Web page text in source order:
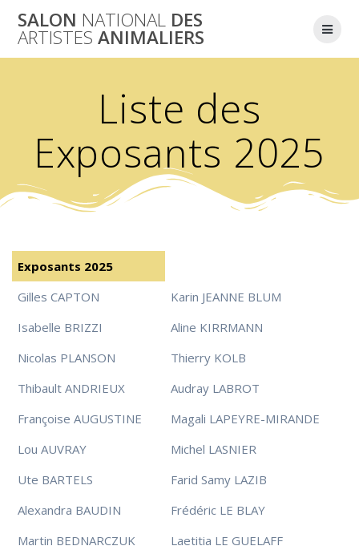
to
content
SALON NATIONAL DES
ARTISTES ANIMALIERS
Liste des
Exposants 2025
Exposants 2025
Gilles CAPTON
Karin JEANNE BLUM
Isabelle BRIZZI
Aline KIRRMANN
Nicolas PLANSON
Thierry KOLB
Thibault ANDRIEUX
Audray LABROT
Françoise AUGUSTINE
Magali LAPEYRE-MIRANDE
Lou AUVRAY
Michel LASNIER
Ute BARTELS
Farid Samy LAZIB
Alexandra BAUDIN
Frédéric LE BLAY
Martin BEDNARCZUK
Laetitia LE GUELAFF